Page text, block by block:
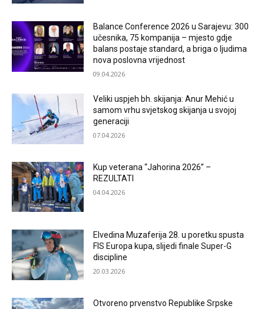
Balance Conference 2026 u Sarajevu: 300
učesnika, 75 kompanija – mjesto gdje
balans postaje standard, a briga o ljudima
nova poslovna vrijednost
09.04.2026
Veliki uspjeh bh. skijanja: Anur Mehić u
samom vrhu svjetskog skijanja u svojoj
generaciji
07.04.2026
Kup veterana “Jahorina 2026” –
REZULTATI
04.04.2026
Elvedina Muzaferija 28. u poretku spusta
FIS Europa kupa, slijedi finale Super-G
discipline
20.03.2026
Otvoreno prvenstvo Republike Srpske